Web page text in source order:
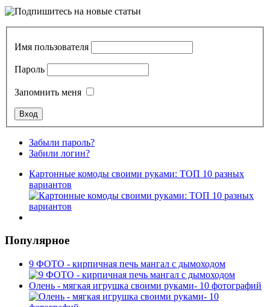
Имя пользователя
Пароль
Запомнить меня
Забыли пароль?
Забили логин?
Картонные комоды своими руками: ТОП 10 разных
вариантов
Популярное
9 ФОТО - кирпичная печь мангал с дымоходом
Олень - мягкая игрушка своими руками- 10 фотографий